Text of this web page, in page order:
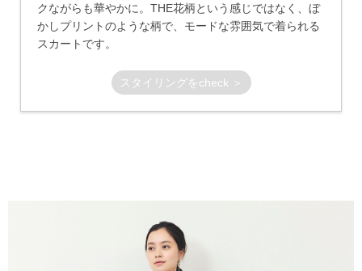
クながらも華やかに。THE花柄という感じではなく、ぼ
かしプリントのような柄で、モードな雰囲気で着られる
スカートです。
スタイリングをcheck ＞